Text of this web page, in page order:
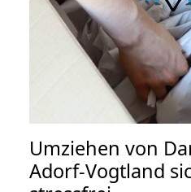
Umziehen von
Adorf-Vogtland